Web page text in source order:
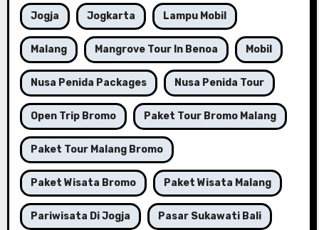
Jogja Jogkarta Lampu Mobil
Malang Mangrove Tour In Benoa Mobil
Nusa Penida Packages Nusa Penida Tour
Open Trip Bromo Paket Tour Bromo Malang
Paket Tour Malang Bromo
Paket Wisata Bromo Paket Wisata Malang
Pariwisata Di Jogja Pasar Sukawati Bali